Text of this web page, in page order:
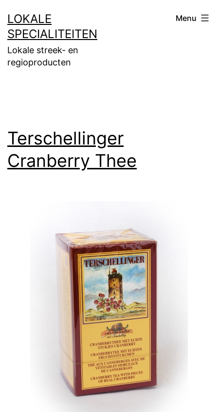
naar
de
inhoud
LOKALE
SPECIALITEITEN
Lokale streek- en
regioproducten
Menu
Terschellinger
Cranberry Thee